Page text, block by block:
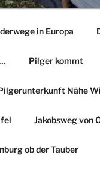
in Europa
Pilger kommt
Nähe
Jakobsweg von
ob der Tauber